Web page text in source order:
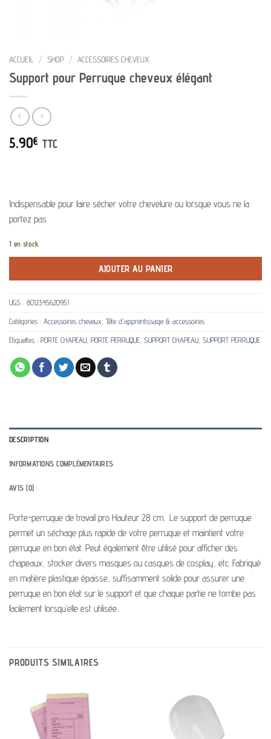
ACCUEIL / SHOP / ACCESSOIRES CHEVEUX
Support pour Perruque cheveux élégant
5.90€ TTC
Indispensable pour faire sécher votre chevelure ou lorsque vous ne la
portez pas
1 en stock
AJOUTER AU PANIER
UGS : 8012345620951
Catégories : Accessoires cheveux Tête d'apprentissage & accessoires
Étiquettes : PORTE CHAPEAU PORTE PERRUQUE SUPPORT CHAPEAU SUPPORT PERRUQUE
DESCRIPTION
INFORMATIONS COMPLÉMENTAIRES
AVIS (0)
Porte-perruque de travail pro Hauteur 28 cm. Le support de perruque
permet un séchage plus rapide de votre perruque et maintient votre
perruque en bon état. Peut également être utilisé pour afficher des
chapeaux, stocker divers masques ou casques de cosplay, etc. Fabriqué
en matière plastique épaisse, suffisamment solide pour assurer une
perruque en bon état sur le support et que chaque partie ne tombe pas
facilement lorsqu’elle est utilisée.
PRODUITS SIMILAIRES